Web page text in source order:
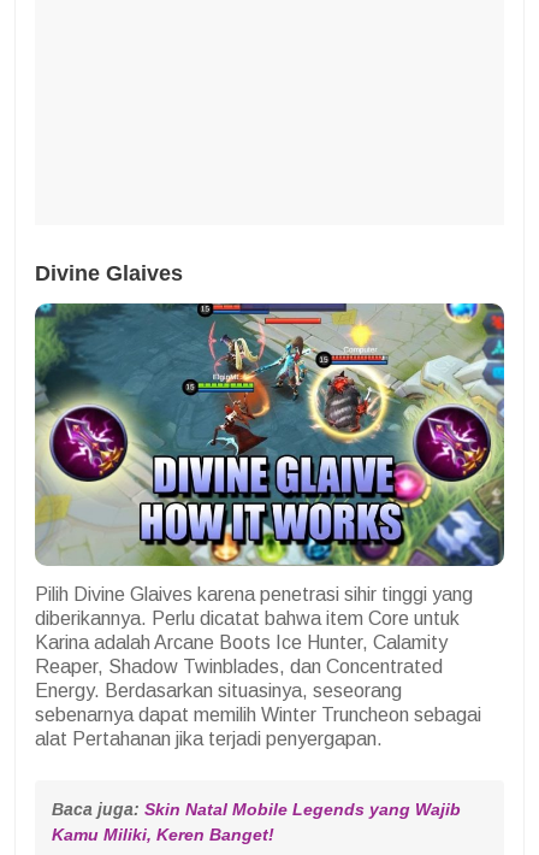
Divine Glaives
Pilih Divine Glaives karena penetrasi sihir tinggi yang
diberikannya. Perlu dicatat bahwa item Core untuk
Karina adalah Arcane Boots Ice Hunter, Calamity
Reaper, Shadow Twinblades, dan Concentrated
Energy. Berdasarkan situasinya, seseorang
sebenarnya dapat memilih Winter Truncheon sebagai
alat Pertahanan jika terjadi penyergapan.
Baca juga: Skin Natal Mobile Legends yang Wajib
Kamu Miliki, Keren Banget!